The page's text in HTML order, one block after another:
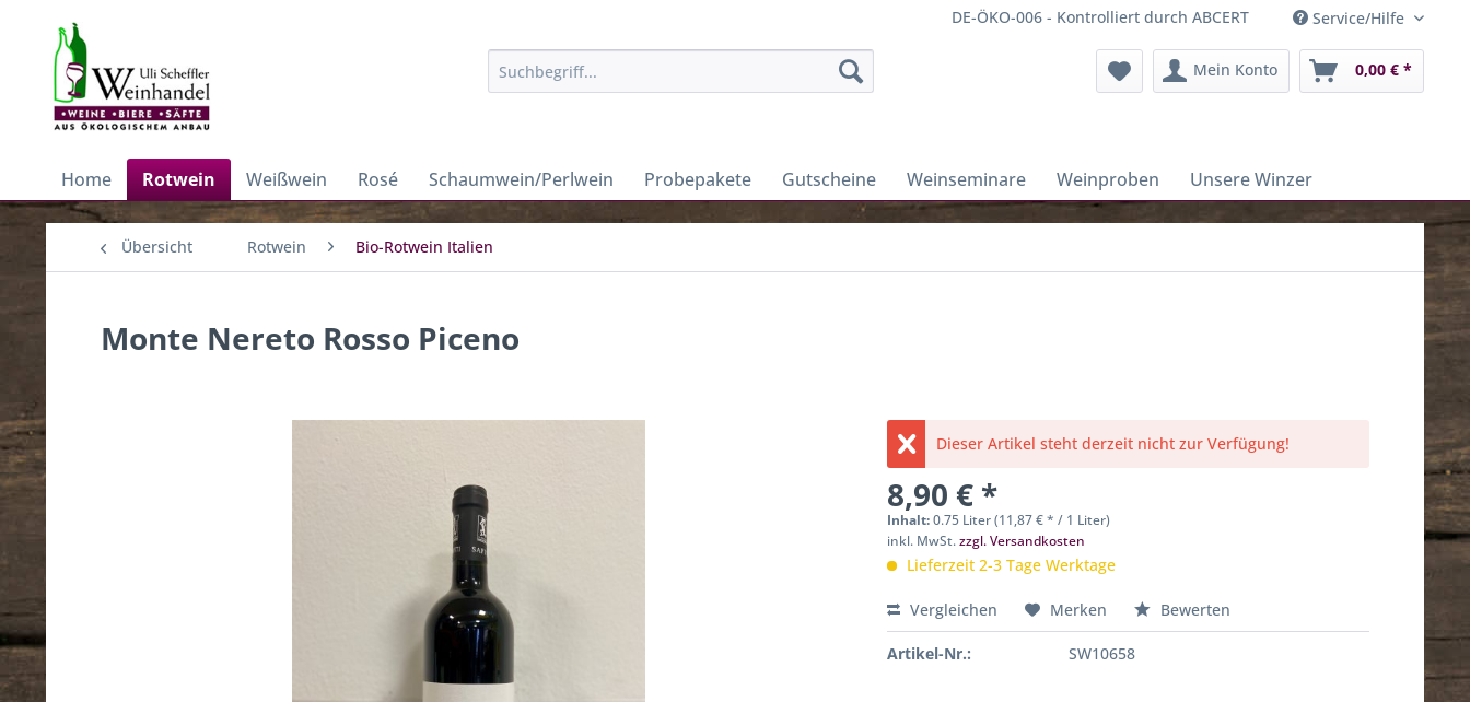
Service/Hilfe
DE-ÖKO-006 - Kontrolliert durch ABCERT
Mein Konto 0,00 € *
Home Rotwein Weißwein Rosé Schaumwein/Perlwein Probepakete Gutscheine Weinseminare Weinproben Unsere Winzer
Übersicht Rotwein Bio-Rotwein Italien
Monte Nereto Rosso Piceno
Dieser Artikel steht derzeit nicht zur Verfügung!
8,90 € *
Inhalt:0.75 Liter (11,87 € * / 1 Liter)
inkl. MwSt.zzgl. Versandkosten
Lieferzeit 2-3 Tage Werktage
Vergleichen Merken Bewerten
Artikel-Nr.: SW10658